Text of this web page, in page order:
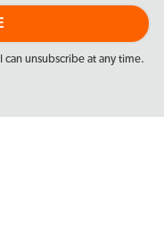
can unsubscribe at any time.